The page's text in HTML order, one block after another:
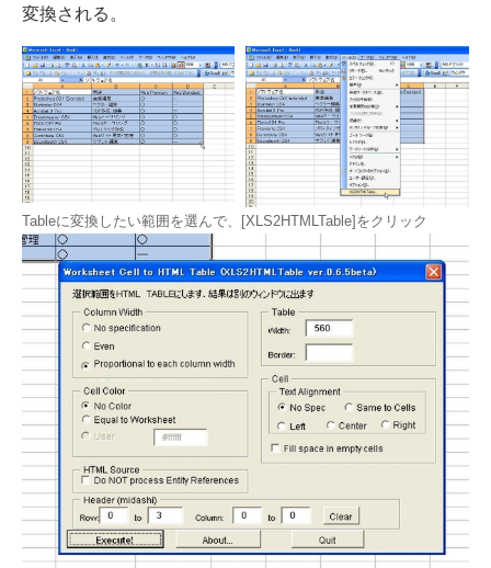
変換される。
Tableに変換したい範囲を選んで、[XLS2HTMLTable]をクリック